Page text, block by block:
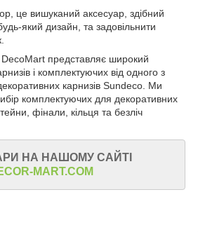
це вишуканий аксесуар, здібний
який дизайн, та задовільнити
представляє широкий
і комплектуючих від одного з
карнизів Sundeco. Ми
комплектуючих для декоративних
фінали, кільця та безліч
НА НАШОМУ САЙТІ
MART.COM